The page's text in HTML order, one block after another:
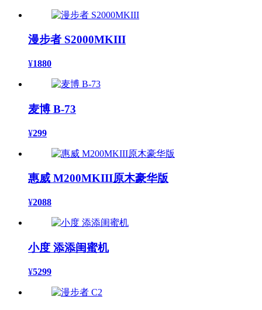
漫步者 S2000MKIII
¥1880
麦博 B-73
¥299
惠威 M200MKIII原木豪华版
¥2088
小度 添添闺蜜机
¥5299